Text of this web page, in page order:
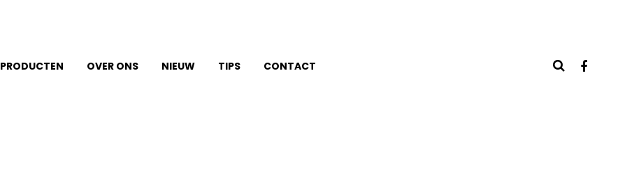
PRODUCTEN OVER ONS NIEUW TIPS CONTACT